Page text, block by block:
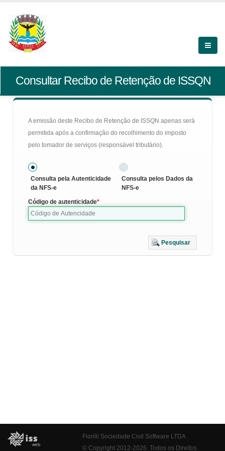
Consultar Recibo de Retenção de ISSQN
A emissão deste Recibo de Retenção de ISSQN apenas será
permitida após a confirmação do recolhimento do imposto
pelo tomador de serviços (responsável tributário).
Consulta pela Autenticidade
da NFS-e
Consulta pelos Dados da
NFS-e
Código de autenticidade
Pesquisar
Fiorilli Sociedade Civil Software LTDA
© Copyright 2012-2026. Todos os Direitos